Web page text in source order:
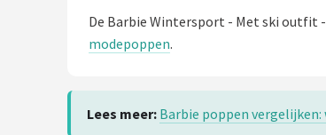
De Barbie Wintersport - Met ski outfit
modepoppen.
Lees meer: Barbie poppen